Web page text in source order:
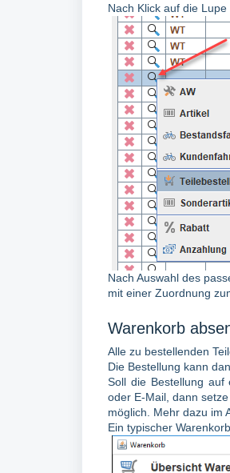
Nach Klick auf die
Nach Auswahl des
mit einer Zuordnung
Warenkorb
Alle zu bestellenden
Die Bestellung kann
Soll die Bestellung auf
oder E-Mail, dann
möglich. Mehr dazu im
Ein typischer